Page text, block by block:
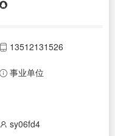
13512131526
事业单位
sy06fd4